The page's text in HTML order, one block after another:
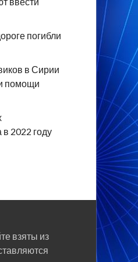
погибли
в Сирии
помощи
2022 году
взяты из